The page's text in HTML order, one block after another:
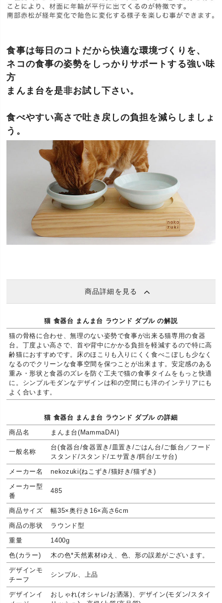
食事は毎日のコトだから快適な環境づくりを、
ネコの食事の姿勢をしっかりサポートする強い味
方
まんま台を是非お試し下さい。
食べやすい高さで吐き戻しの負担を減らしましょ
う。
商品詳細を見る
猫 食器台 まんま台 ラウンド ダブル の解説
猫の骨格に合わせ、無理のない姿勢で食事が出来る猫専用の食器
台。丁度よい高さで、首や背中にかかる負担を軽減するので特に高
齢猫におすすめです。床のほこりも入りにくく食べこぼしも少なく
なるのでクリーンな食事空間を保つことが出来ます。安定感のある
重み・形状と食器のズレを防ぐ工夫で猫の食事タイムをもっと快適
に。シンプルモダンなデザインは和の空間にも洋のインテリアにも
よく合います。
猫 食器台 まんま台 ラウンド ダブル の詳細
商品名
まんま台(MammaDAI)
一般名称
台(食器台/食器置き/皿置き/ごはん台/ご飯台／フード
スタンド/スタンド/エサ置き/餌台/エサ台)
メーカー名
nekozuki(ねこずき/猫好き/猫ずき)
メーカー型
番
485
商品サイズ
幅35×奥行き16×高さ6cm
商品の形状
ラウンド型
重量
1400g
色(カラー)
木の色*天然素材ゆえ、色、形の誤差がございます。
デザインモ
チーフ
シンプル、上品
デザインイ
おしゃれ(オシャレ/お洒落)、デザイン(モダン/スタイ